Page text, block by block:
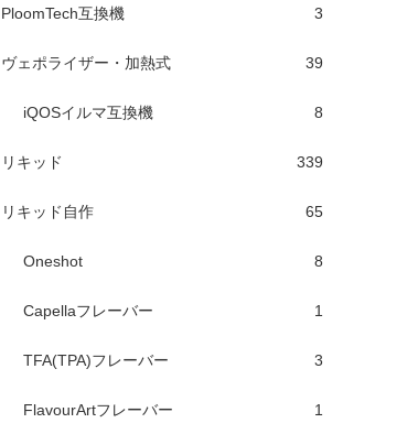
PloomTech互換機 3
ヴェポライザー・加熱式 39
iQOSイルマ互換機 8
リキッド 339
リキッド自作 65
Oneshot 8
Capellaフレーバー 1
TFA(TPA)フレーバー 3
FlavourArtフレーバー 1